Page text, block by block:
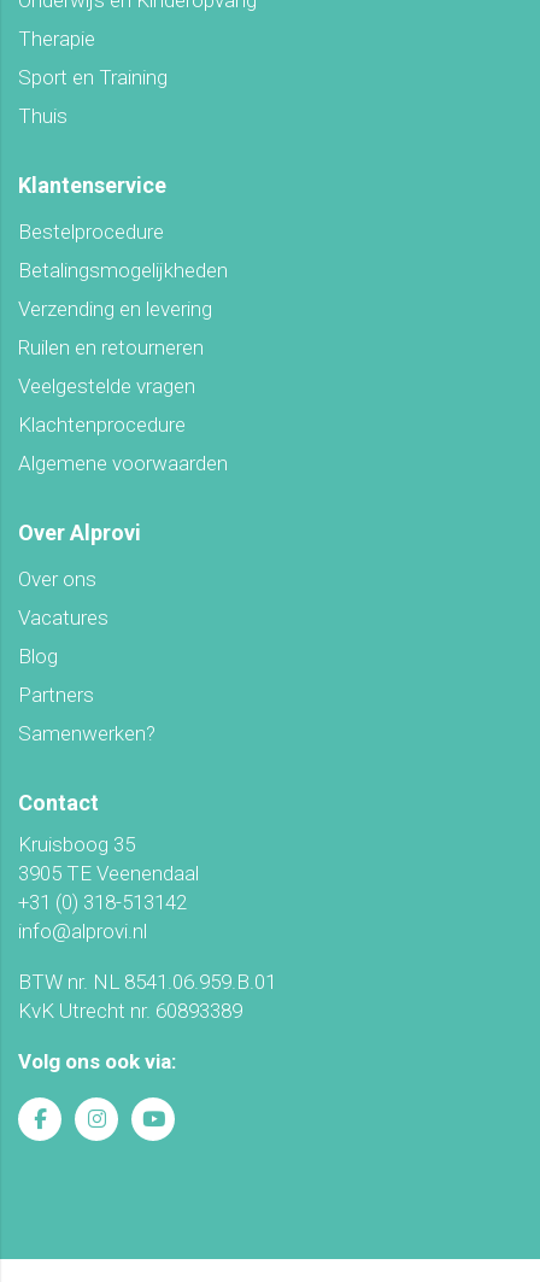
Therapie
Sport en Training
Thuis
Klantenservice
Bestelprocedure
Betalingsmogelijkheden
Verzending en levering
Ruilen en retourneren
Veelgestelde vragen
Klachtenprocedure
Algemene voorwaarden
Over Alprovi
Over ons
Vacatures
Blog
Partners
Samenwerken?
Contact
Kruisboog 35
3905 TE Veenendaal
+31 (0) 318-513142
info@alprovi.nl
BTW nr. NL 8541.06.959.B.01
KvK Utrecht nr. 60893389
Volg ons ook via: